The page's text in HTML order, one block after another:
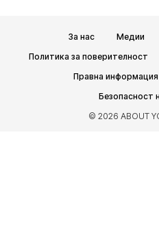
ЕКСКЛУЗИВНОЗа нас Медии
Политика за поверителност
Правна информация
Безопасност
© 2026 ABOUT